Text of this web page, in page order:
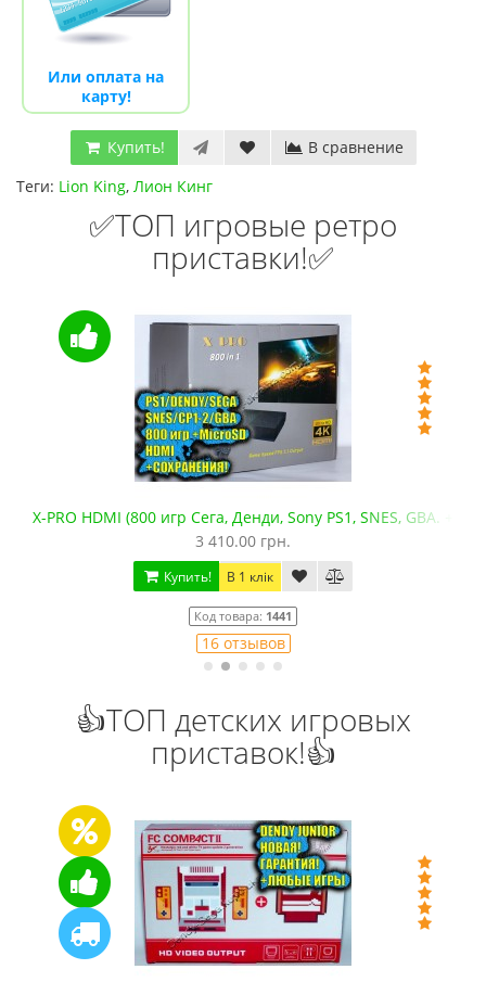
Или оплата на
карту!
Купить!
В сравнение
Теги: Lion King, Лион Кинг
✅ТОП игровые ретро
приставки!✅
X-PRO HDMI (800 игр Сега, Денди, Sony PS1, SNES, GBA.
3 410.00 грн.
Купить! В 1 клік
Код товара: 1441
16 отзывов
👍ТОП детских игровых
приставок!👍